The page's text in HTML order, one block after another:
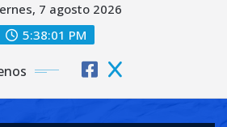
7 agosto 2026
5:38:02 PM